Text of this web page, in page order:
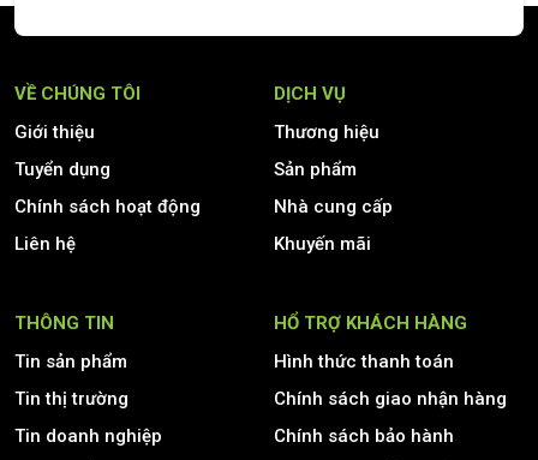
VỀ CHÚNG TÔI
Giới thiệu
Tuyển dụng
Chính sách hoạt động
Liên hệ
DỊCH VỤ
Thương hiệu
Sản phẩm
Nhà cung cấp
Khuyến mãi
THÔNG TIN
Tin sản phẩm
Tin thị trường
Tin doanh nghiệp
HỔ TRỢ KHÁCH HÀNG
Hình thức thanh toán
Chính sách giao nhận hàng
Chính sách bảo hành